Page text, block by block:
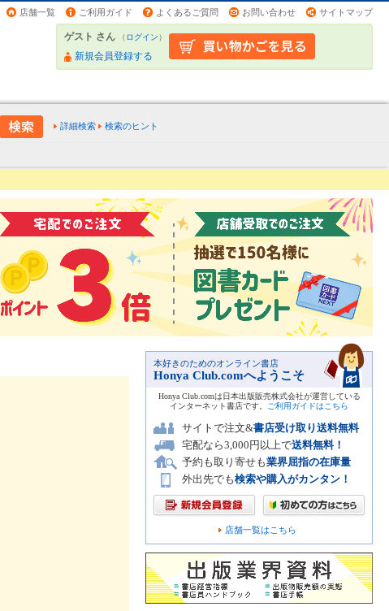
店舗一覧 ご利用ガイド よくあるご質問 お問い合わせ サイトマップ
ゲスト さん （ログイン）
新規会員登録する
詳細検索 検索のヒント
本好きのためのオンライン書店
Honya Club.comへようこそ
Honya Club.comは日本出版販売株式会社が運営している
インターネット書店です。
ご利用ガイドはこちら
サイトで注文&書店受け取り送料無料
宅配なら3,000円以上で送料無料！
予約も取り寄せも業界屈指の在庫量
外出先でも検索や購入がカンタン！
店舗一覧はこちら